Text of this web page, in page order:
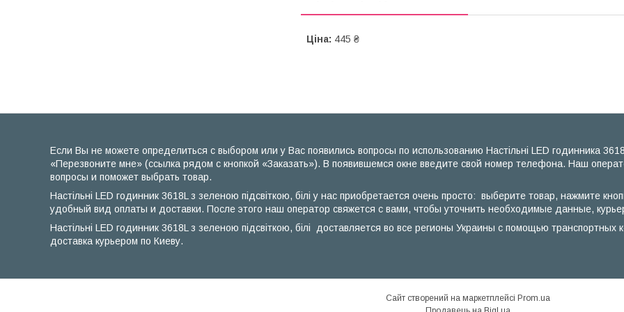
Ціна: 445 ₴
Если Вы не можете определиться с выбором или у Вас появились вопросы по использованию Настільні LED годинника
«Перезвоните мне» (ссылка рядом с кнопкой «Заказать»). В появившемся окне введите свой номер телефона. Наш
вопросы и поможет выбрать товар.
Настільні LED годинник 3618L з зеленою підсвіткою, білі у нас приобретается очень просто: выберите товар, нажмите
удобный вид оплаты и доставки. После этого наш оператор свяжется с вами, чтобы уточнить необходимые данные,
Настільні LED годинник 3618L з зеленою підсвіткою, білі доставляется во все регионы Украины с помощью
доставка курьером по Киеву.
Сайт створений на маркетплейсі Prom.ua